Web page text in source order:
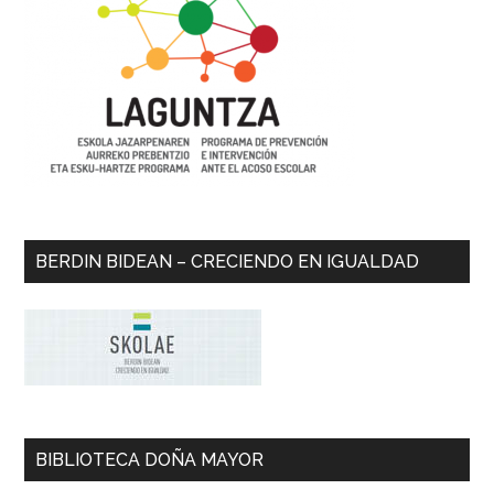
BERDIN BIDEAN – CRECIENDO EN IGUALDAD
BIBLIOTECA DOÑA MAYOR